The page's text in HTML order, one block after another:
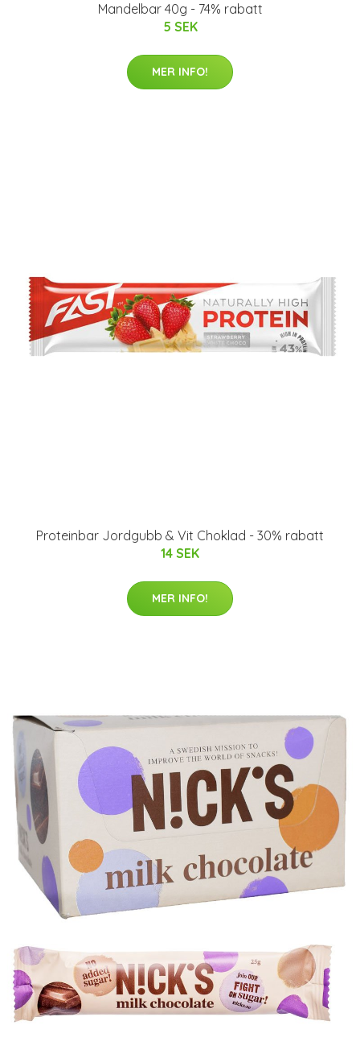
Mandelbar 40g - 74% rabatt
5 SEK
MER INFO!
Proteinbar Jordgubb & Vit Choklad - 30% rabatt
14 SEK
MER INFO!